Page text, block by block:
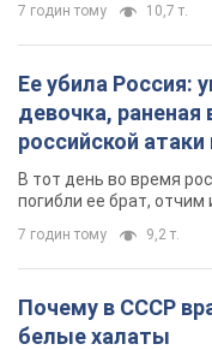
7 годин тому 10,7 т.
Ее убила Россия:
девочка, раненая
российской
область. Фото
В тот день во время
погибли ее брат, отчим
7 годин тому 9,2 т.
Почему в СССР
белые халаты